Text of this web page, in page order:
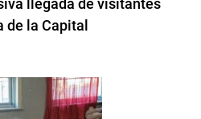
llegada de visitantes
la Capital